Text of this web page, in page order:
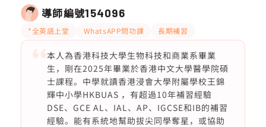
導師編號154096
*全英語上堂 WhatsAPP問功課 長期補習
本人為香港科技大學生物科技和商業系畢業
生，剛在2025年畢業於香港中文大學醫學院碩
士課程。中學就讀香港浸會大學附屬學校王錦
輝中小學HKBUAS ，有超過10年補習經驗
DSE、GCE AL、IAL、AP、IGCSE和IB的補習
經驗。能有系統地幫助拔尖同學奪星，或協助